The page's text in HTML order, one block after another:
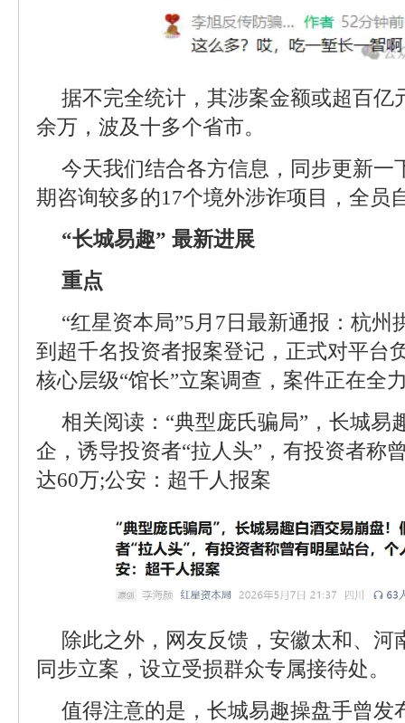
据不完全统计，其涉案金额或超百亿
余万，波及十多个省市。
今天我们结合各方信息，同步更新一
期咨询较多的17个境外涉诈项目，全员
“长城易趣” 最新进展
重点
“红星资本局”5月7日最新通报：杭州
到超千名投资者报案登记，正式对平台
核心层级“馆长”立案调查，案件正在全
相关阅读：“典型庞氏骗局”，长城易
企，诱导投资者“拉人头”，有投资者称
达60万;公安：超千人报案
除此之外，网友反馈，安徽太和、河
同步立案，设立受损群众专属接待处。
值得注意的是，长城易趣操盘手曾发